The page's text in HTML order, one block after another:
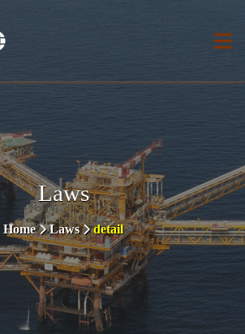
Laws
Home Laws detail